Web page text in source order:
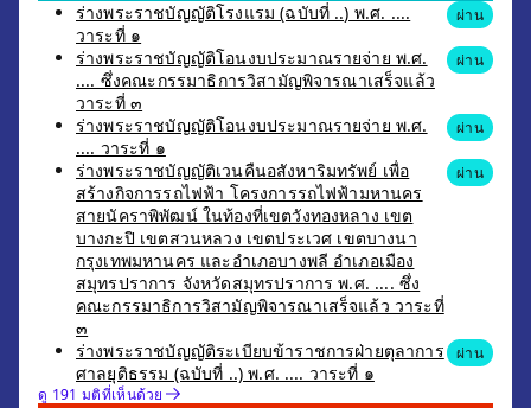
ร่างพระราชบัญญัติโรงแรม (ฉบับที่ ..) พ.ศ. ....
วาระที่ ๑
ผ่าน
ร่างพระราชบัญญัติโอนงบประมาณรายจ่าย พ.ศ.
.... ซึ่งคณะกรรมาธิการวิสามัญพิจารณาเสร็จแล้ว
วาระที่ ๓
ผ่าน
ร่างพระราชบัญญัติโอนงบประมาณรายจ่าย พ.ศ.
.... วาระที่ ๑
ผ่าน
ร่างพระราชบัญญัติเวนคืนอสังหาริมทรัพย์ เพื่อ
สร้างกิจการรถไฟฟ้า โครงการรถไฟฟ้ามหานคร
สายนัคราพิพัฒน์ ในท้องที่เขตวังทองหลาง เขต
บางกะปิ เขตสวนหลวง เขตประเวศ เขตบางนา
กรุงเทพมหานคร และอำเภอบางพลี อำเภอเมือง
สมุทรปราการ จังหวัดสมุทรปราการ พ.ศ. .... ซึ่ง
คณะกรรมาธิการวิสามัญพิจารณาเสร็จแล้ว วาระที่
๓
ผ่าน
ร่างพระราชบัญญัติระเบียบข้าราชการฝ่ายตุลาการ
ศาลยุติธรรม (ฉบับที่ ..) พ.ศ. .... วาระที่ ๑
ผ่าน
ดู 191 มติที่เห็นด้วย